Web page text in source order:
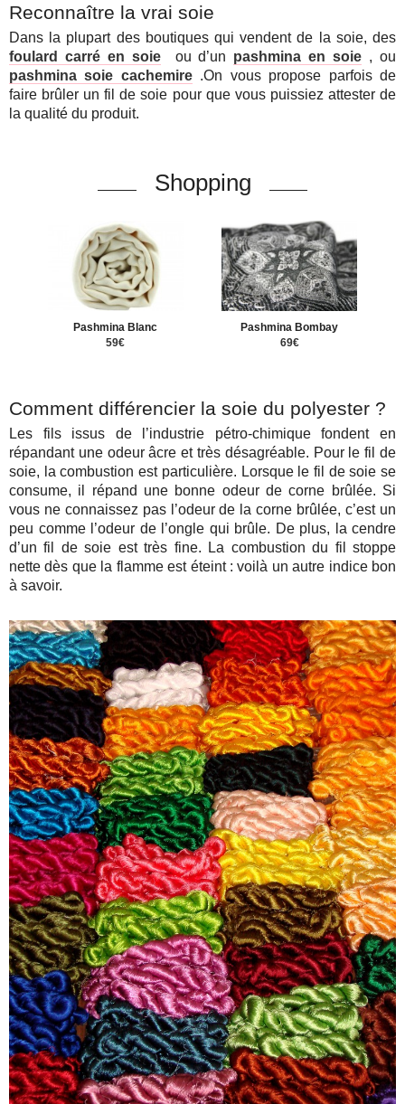
Reconnaître la vrai soie
Dans la plupart des boutiques qui vendent de la soie, des
foulard carré en soieou d’un pashmina en soie , ou
pashmina soie cachemire.On vous propose parfois de
faire brûler un fil de soie pour que vous puissiez attester de
la qualité du produit.
Shopping
Pashmina Blanc
59€
Pashmina Bombay
69€
Comment différencier la soie du polyester ?
Les fils issus de l’industrie pétro-chimique fondent en
répandant une odeur âcre et très désagréable. Pour le fil de
soie, la combustion est particulière. Lorsque le fil de soie se
consume, il répand une bonne odeur de corne brûlée. Si
vous ne connaissez pas l’odeur de la corne brûlée, c’est un
peu comme l’odeur de l’ongle qui brûle. De plus, la cendre
d’un fil de soie est très fine. La combustion du fil stoppe
nette dès que la flamme est éteint : voilà un autre indice bon
à savoir.